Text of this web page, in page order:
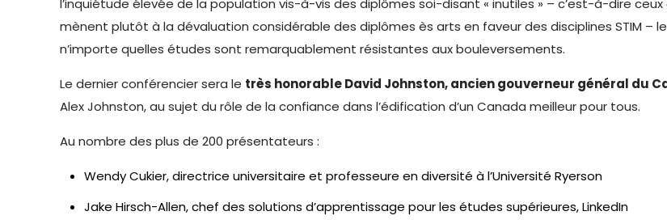
l’inquiétude élevée de la population vis-à-vis des diplômes soi-disant « inutiles » – c’est-à-dire
mènent plutôt à la dévaluation considérable des diplômes ès arts en faveur des disciplines STIM
n’importe quelles études sont remarquablement résistantes aux bouleversements.
Le dernier conférencier sera le très honorable David Johnston, ancien gouverneur général du
Alex Johnston, au sujet du rôle de la confiance dans l’édification d’un Canada meilleur pour tous.
Au nombre des plus de 200 présentateurs :
Wendy Cukier, directrice universitaire et professeure en diversité à l’Université Ryerson
Jake Hirsch-Allen, chef des solutions d’apprentissage pour les études supérieures, LinkedIn